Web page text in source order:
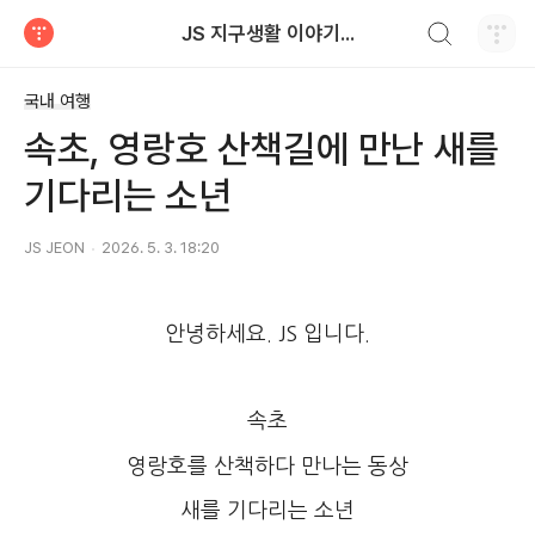
JS 지구생활 이야기...
국내 여행
속초, 영랑호 산책길에 만난 새를
기다리는 소년
JS JEON 2026. 5. 3. 18:20
안녕하세요. JS 입니다.
속초
영랑호를 산책하다 만나는 동상
새를 기다리는 소년